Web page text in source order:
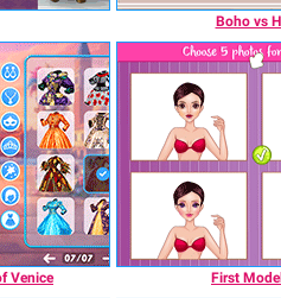
Boho vs
Venice First